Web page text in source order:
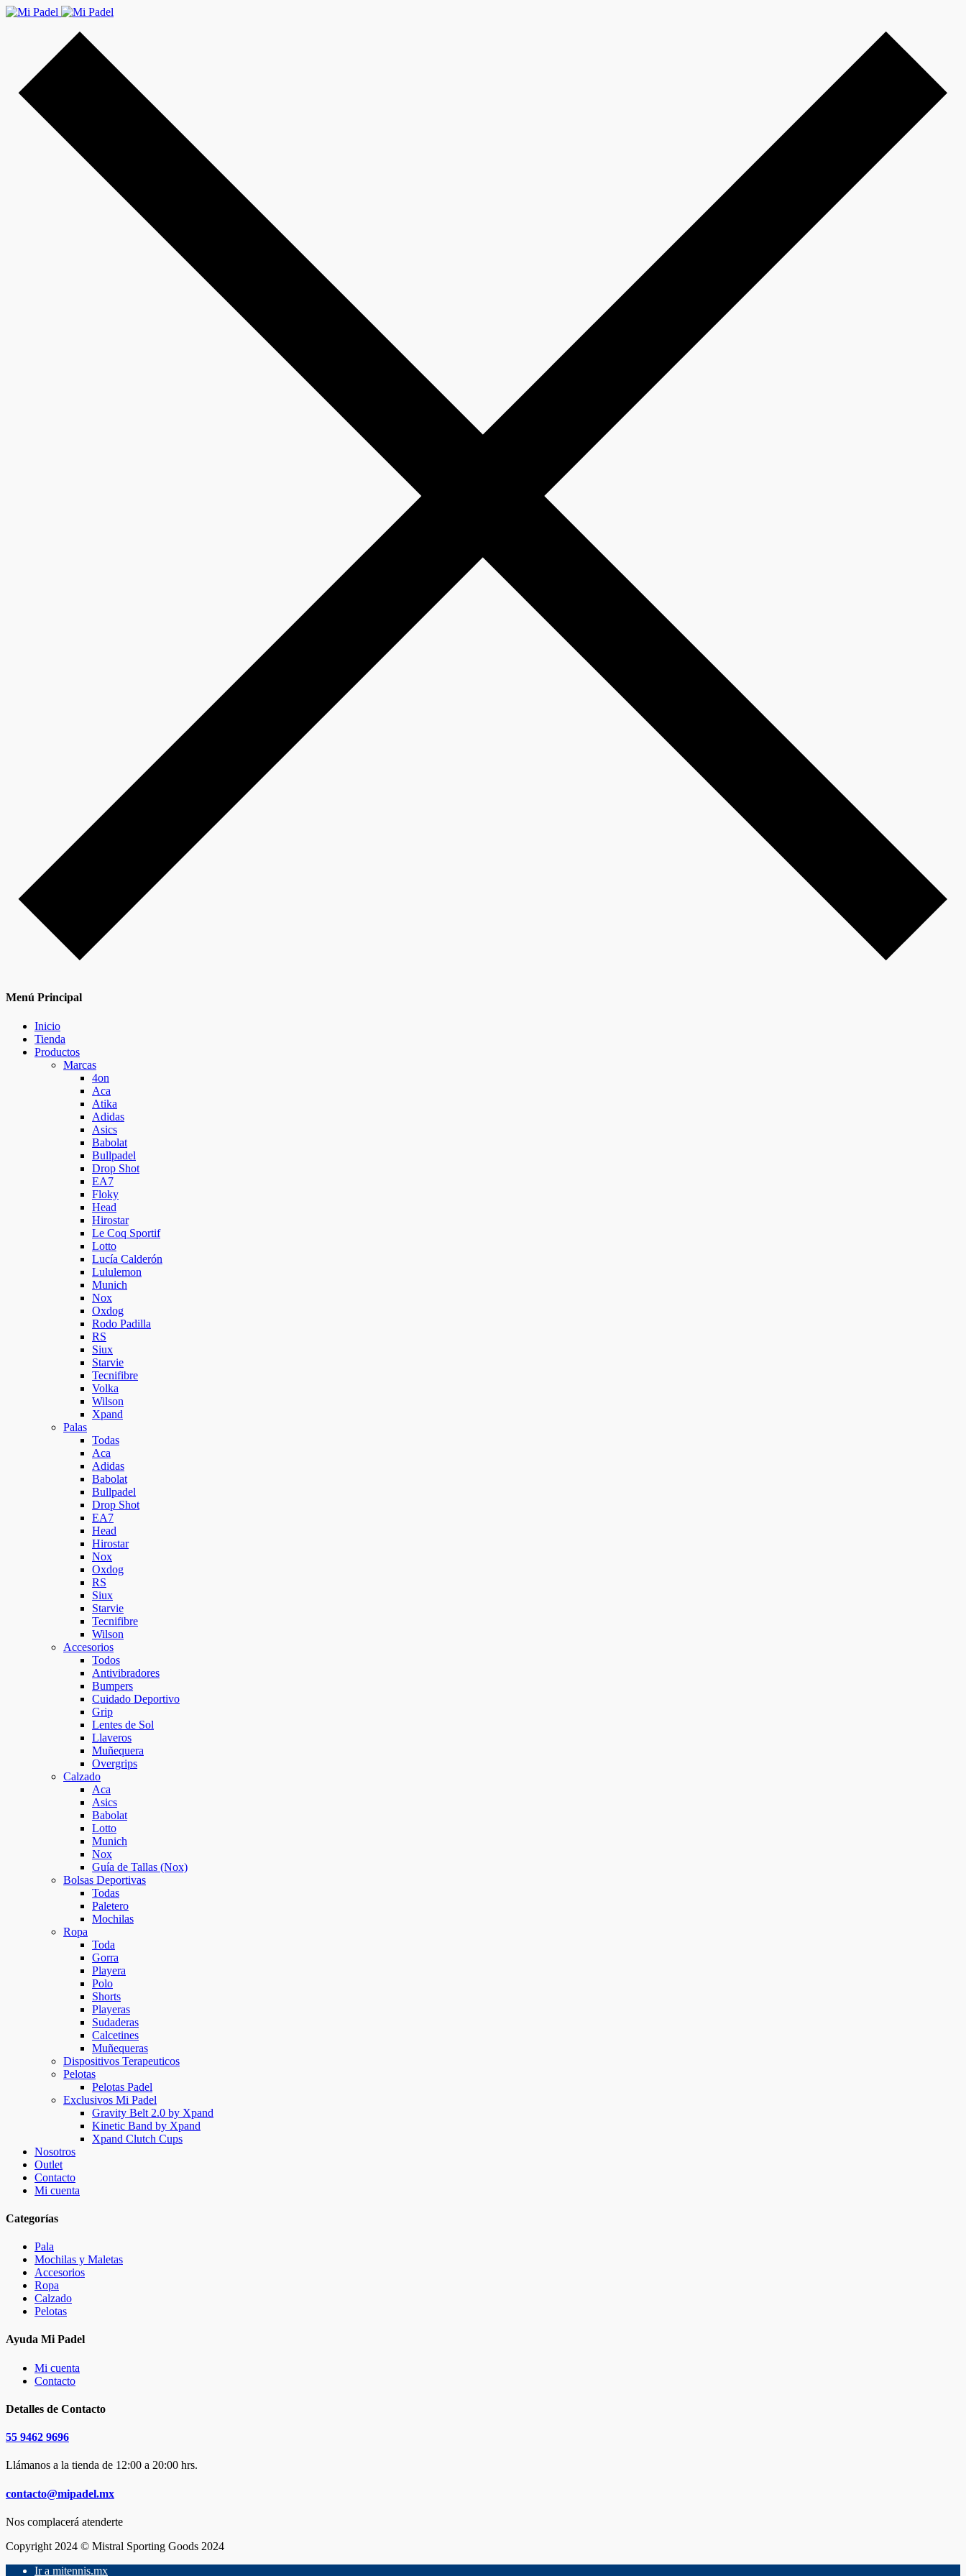
Menú Principal
Inicio
Tienda
Productos
Marcas
4on
Aca
Atika
Adidas
Asics
Babolat
Bullpadel
Drop Shot
EA7
Floky
Head
Hirostar
Le Coq Sportif
Lotto
Lucía Calderón
Lululemon
Munich
Nox
Oxdog
Rodo Padilla
RS
Siux
Starvie
Tecnifibre
Volka
Wilson
Xpand
Palas
Todas
Aca
Adidas
Babolat
Bullpadel
Drop Shot
EA7
Head
Hirostar
Nox
Oxdog
RS
Siux
Starvie
Tecnifibre
Wilson
Accesorios
Todos
Antivibradores
Bumpers
Cuidado Deportivo
Grip
Lentes de Sol
Llaveros
Muñequera
Overgrips
Calzado
Aca
Asics
Babolat
Lotto
Munich
Nox
Guía de Tallas (Nox)
Bolsas Deportivas
Todas
Paletero
Mochilas
Ropa
Toda
Gorra
Playera
Polo
Shorts
Playeras
Sudaderas
Calcetines
Muñequeras
Dispositivos Terapeuticos
Pelotas
Pelotas Padel
Exclusivos Mi Padel
Gravity Belt 2.0 by Xpand
Kinetic Band by Xpand
Xpand Clutch Cups
Nosotros
Outlet
Contacto
Mi cuenta
Categorías
Pala
Mochilas y Maletas
Accesorios
Ropa
Calzado
Pelotas
Ayuda Mi Padel
Mi cuenta
Contacto
Detalles de Contacto
55 9462 9696
Llámanos a la tienda de 12:00 a 20:00 hrs.
contacto@mipadel.mx
Nos complacerá atenderte
Copyright 2024 © Mistral Sporting Goods 2024
Ir a mitennis.mx